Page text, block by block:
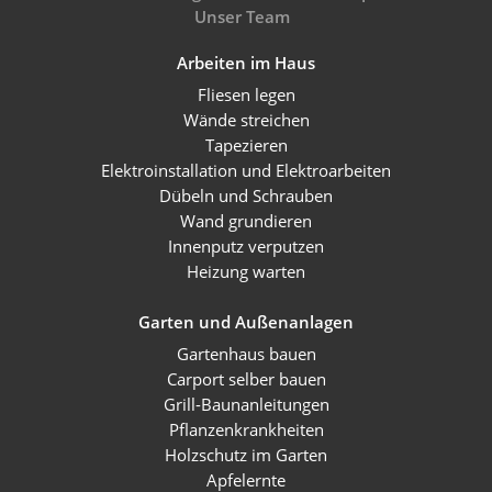
Unser Team
Arbeiten im Haus
Fliesen legen
Wände streichen
Tapezieren
Elektroinstallation und Elektroarbeiten
Dübeln und Schrauben
Wand grundieren
Innenputz verputzen
Heizung warten
Garten und Außenanlagen
Gartenhaus bauen
Carport selber bauen
Grill-Baunanleitungen
Pflanzenkrankheiten
Holzschutz im Garten
Apfelernte